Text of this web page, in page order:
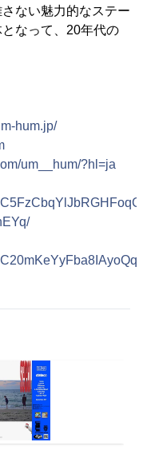
ない魅力的なステー
なって、20年代の
hum.jp/
um__hum/?hl=ja